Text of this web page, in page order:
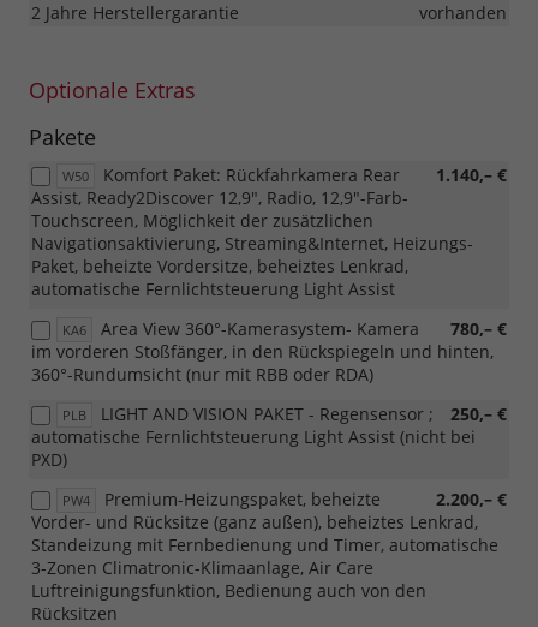
2 Jahre Herstellergarantie vorhanden
Optionale Extras
Pakete
W50 1.140,– €
Komfort Paket: Rückfahrkamera Rear
Assist, Ready2Discover 12,9", Radio, 12,9"-Farb-
Touchscreen, Möglichkeit der zusätzlichen
Navigationsaktivierung, Streaming&Internet, Heizungs-
Paket, beheizte Vordersitze, beheiztes Lenkrad,
automatische Fernlichtsteuerung Light Assist
KA6 780,– €
Area View 360°-Kamerasystem- Kamera
im vorderen Stoßfänger, in den Rückspiegeln und hinten,
360°-Rundumsicht (nur mit RBB oder RDA)
PLB 250,– €
LIGHT AND VISION PAKET - Regensensor ;
automatische Fernlichtsteuerung Light Assist (nicht bei
PXD)
PW4 2.200,– €
Premium-Heizungspaket, beheizte
Vorder- und Rücksitze (ganz außen), beheiztes Lenkrad,
Standeizung mit Fernbedienung und Timer, automatische
3-Zonen Climatronic-Klimaanlage, Air Care
Luftreinigungsfunktion, Bedienung auch von den
Rücksitzen